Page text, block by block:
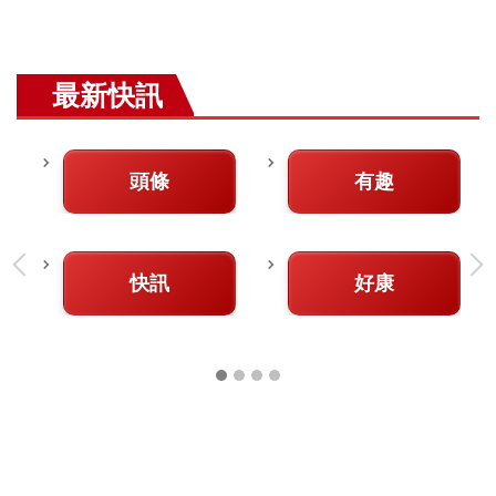
最新快訊
頭條 有趣
快訊 好康